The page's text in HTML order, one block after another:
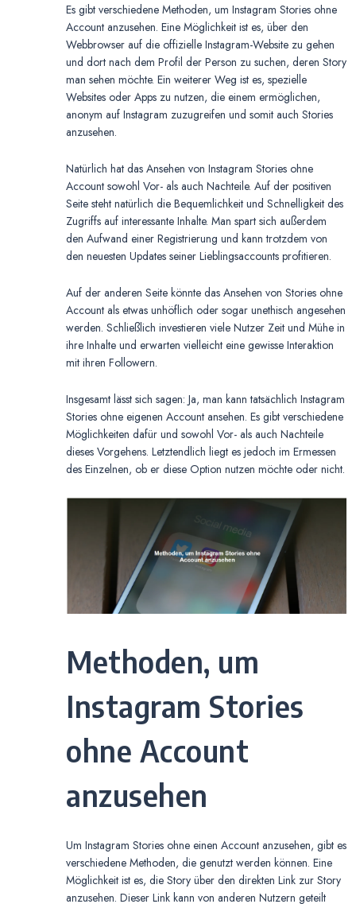
Es gibt verschiedene Methoden, um Instagram Stories ohne
Account anzusehen. Eine Möglichkeit ist es, über den
Webbrowser auf die offizielle Instagram-Website zu gehen
und dort nach dem Profil der Person zu suchen, deren Story
man sehen möchte. Ein weiterer Weg ist es, spezielle
Websites oder Apps zu nutzen, die einem ermöglichen,
anonym auf Instagram zuzugreifen und somit auch Stories
anzusehen.
Natürlich hat das Ansehen von Instagram Stories ohne
Account sowohl Vor- als auch Nachteile. Auf der positiven
Seite steht natürlich die Bequemlichkeit und Schnelligkeit des
Zugriffs auf interessante Inhalte. Man spart sich außerdem
den Aufwand einer Registrierung und kann trotzdem von
den neuesten Updates seiner Lieblingsaccounts profitieren.
Auf der anderen Seite könnte das Ansehen von Stories ohne
Account als etwas unhöflich oder sogar unethisch angesehen
werden. Schließlich investieren viele Nutzer Zeit und Mühe in
ihre Inhalte und erwarten vielleicht eine gewisse Interaktion
mit ihren Followern.
Insgesamt lässt sich sagen: Ja, man kann tatsächlich Instagram
Stories ohne eigenen Account ansehen. Es gibt verschiedene
Möglichkeiten dafür und sowohl Vor- als auch Nachteile
dieses Vorgehens. Letztendlich liegt es jedoch im Ermessen
des Einzelnen, ob er diese Option nutzen möchte oder nicht.
Methoden, um
Instagram Stories
ohne Account
anzusehen
Um Instagram Stories ohne einen Account anzusehen, gibt es
verschiedene Methoden, die genutzt werden können. Eine
Möglichkeit ist es, die Story über den direkten Link zur Story
anzusehen. Dieser Link kann von anderen Nutzern geteilt